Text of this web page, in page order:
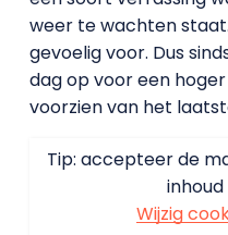
weer te wachten
gevoelig voor. Dus
dag op voor een
voorzien van het
Tip: accepteer de
Wijzig